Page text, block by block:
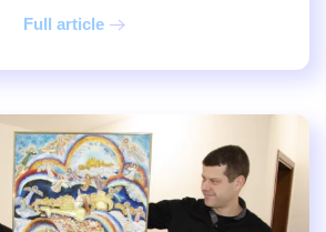
Full article